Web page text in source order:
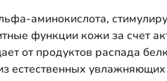
аминокислота,
функции кожи за счет
от продуктов распада
естественных